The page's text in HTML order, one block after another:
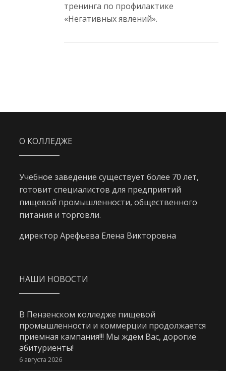
тренинга по профилактике
«Негативных явлений».
О КОЛЛЕДЖЕ
Учебное заведение существует более 70 лет,
готовит специалистов для предприятий
пищевой промышленности, общественного
питания и торговли.
директор Арефьева Елена Викторовна
НАШИ НОВОСТИ
В Пензенском колледже пищевой
промышленности и коммерции продолжается
приемная кампания!!! Мы ждем Вас, дорогие
абитуриенты!
6 августа 2026